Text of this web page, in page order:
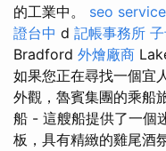
的工業中。 seo
證台中 d 記帳事務所
Bradford 外燴廠商
如果您正在尋找一個宜
外觀，魯賓集團的乘船
船 - 這艘船提供了一個
板，具有精緻的雞尾